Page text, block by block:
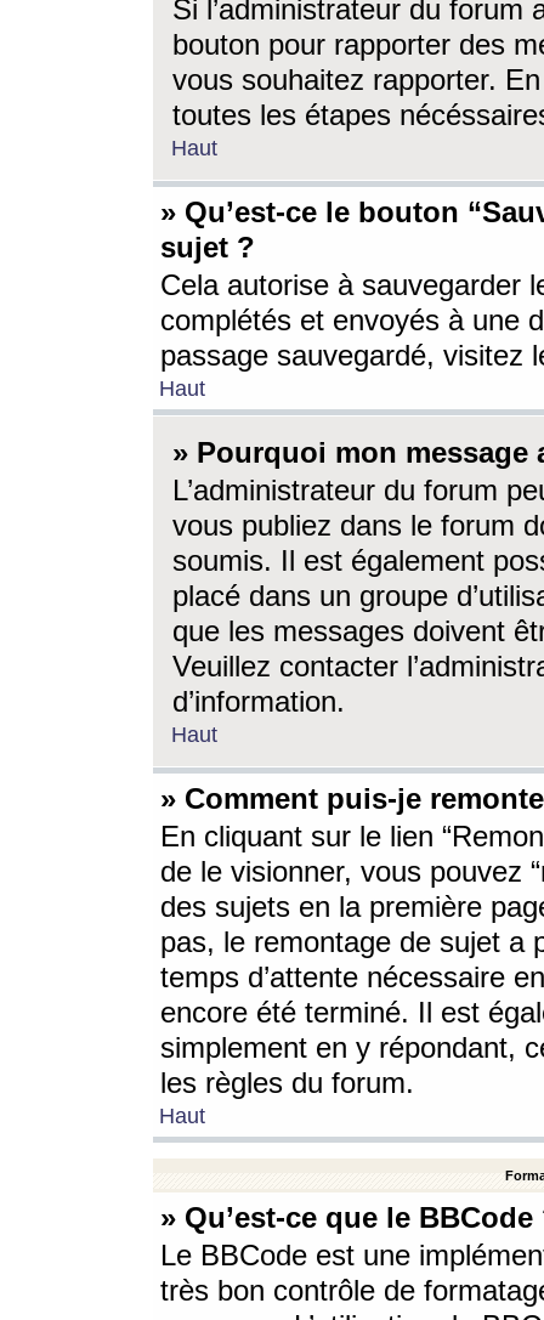
Si l’administrateur du forum
bouton pour rapporter des
vous souhaitez rapporter.
toutes les étapes
Haut
» Qu’est-ce le bouton
sujet ?
Cela autorise à sauvegarder
complétés et envoyés à une
passage sauvegardé, visitez
Haut
» Pourquoi mon message
L’administrateur du forum
vous publiez dans le forum
soumis. Il est également
placé dans un groupe
que les messages doivent
Veuillez contacter
d’information.
Haut
» Comment puis-je
En cliquant sur le lien
de le visionner, vous pouvez
des sujets en la première
pas, le remontage de sujet a
temps d’attente nécessaire
encore été terminé. Il est
simplement en y répondant,
les règles du forum.
Haut
» Qu’est-ce que le BBCode
Le BBCode est une
très bon contrôle de